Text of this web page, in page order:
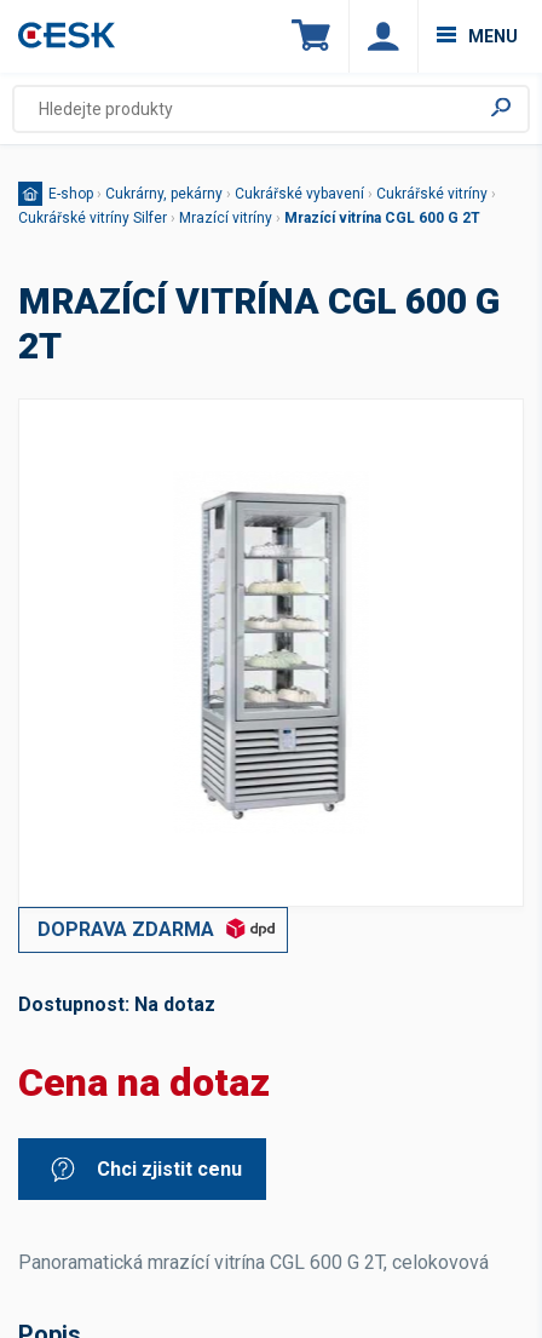
MENU
E-shop › Cukrárny, pekárny › Cukrářské vybavení › Cukrářské vitríny ›
Cukrářské vitríny Silfer › Mrazící vitríny › Mrazící vitrína CGL 600 G 2T
MRAZÍCÍ VITRÍNA CGL 600 G
2T
DOPRAVA ZDARMA
Dostupnost: Na dotaz
Cena na dotaz
Chci zjistit cenu
Panoramatická mrazící vitrína CGL 600 G 2T, celokovová